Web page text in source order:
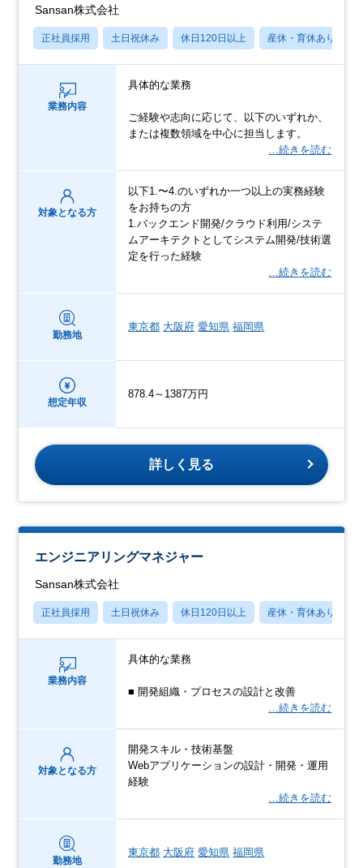
Sansan株式会社
正社員採用 土日祝休み 休日120日以上 産休・育休あり
業務内容
具体的な業務
ご経験や志向に応じて、以下のいずれか、
または複数領域を中心に担当します。
…続きを読む
対象となる方
以下1.〜4.のいずれか一つ以上の実務経験
をお持ちの方
1.バックエンド開発/クラウド利用/システ
ムアーキテクトとしてシステム開発/技術選
定を行った経験
…続きを読む
勤務地
東京都 大阪府 愛知県 福岡県
想定年収
878.4～1387万円
詳しく見る
エンジニアリングマネジャー
Sansan株式会社
正社員採用 土日祝休み 休日120日以上 産休・育休あり
業務内容
具体的な業務
■ 開発組織・プロセスの設計と改善
…続きを読む
対象となる方
開発スキル・技術基盤
Webアプリケーションの設計・開発・運用
経験
…続きを読む
勤務地
東京都 大阪府 愛知県 福岡県